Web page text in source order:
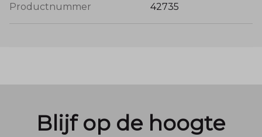
Productnummer 42735
Blijf op de hoogte